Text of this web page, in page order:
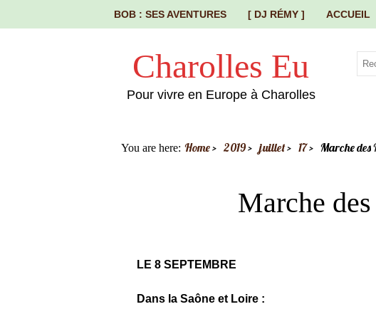
BOB : SES AVENTURES [ DJ RÉMY ] ACCUEIL
Charolles Eu
Pour vivre en Europe à Charolles
You are here: Home 2019 juillet 17 Marche des
Marche
LE 8 SEPTEMBRE
Dans la Saône et Loire :